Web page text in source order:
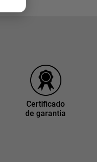
Certificado
de garantia